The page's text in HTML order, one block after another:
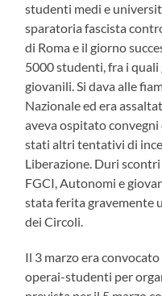
studenti medi e
sparatoria fascista
di Roma e il giorno
5000 studenti, fra i
giovanili. Si dava alle
Nazionale ed era
aveva ospitato convegni
stati altri tentativi di
Liberazione. Duri
FGCI, Autonomi e
stata ferita gravemente
dei Circoli.
Il 3 marzo era
operai-studenti per